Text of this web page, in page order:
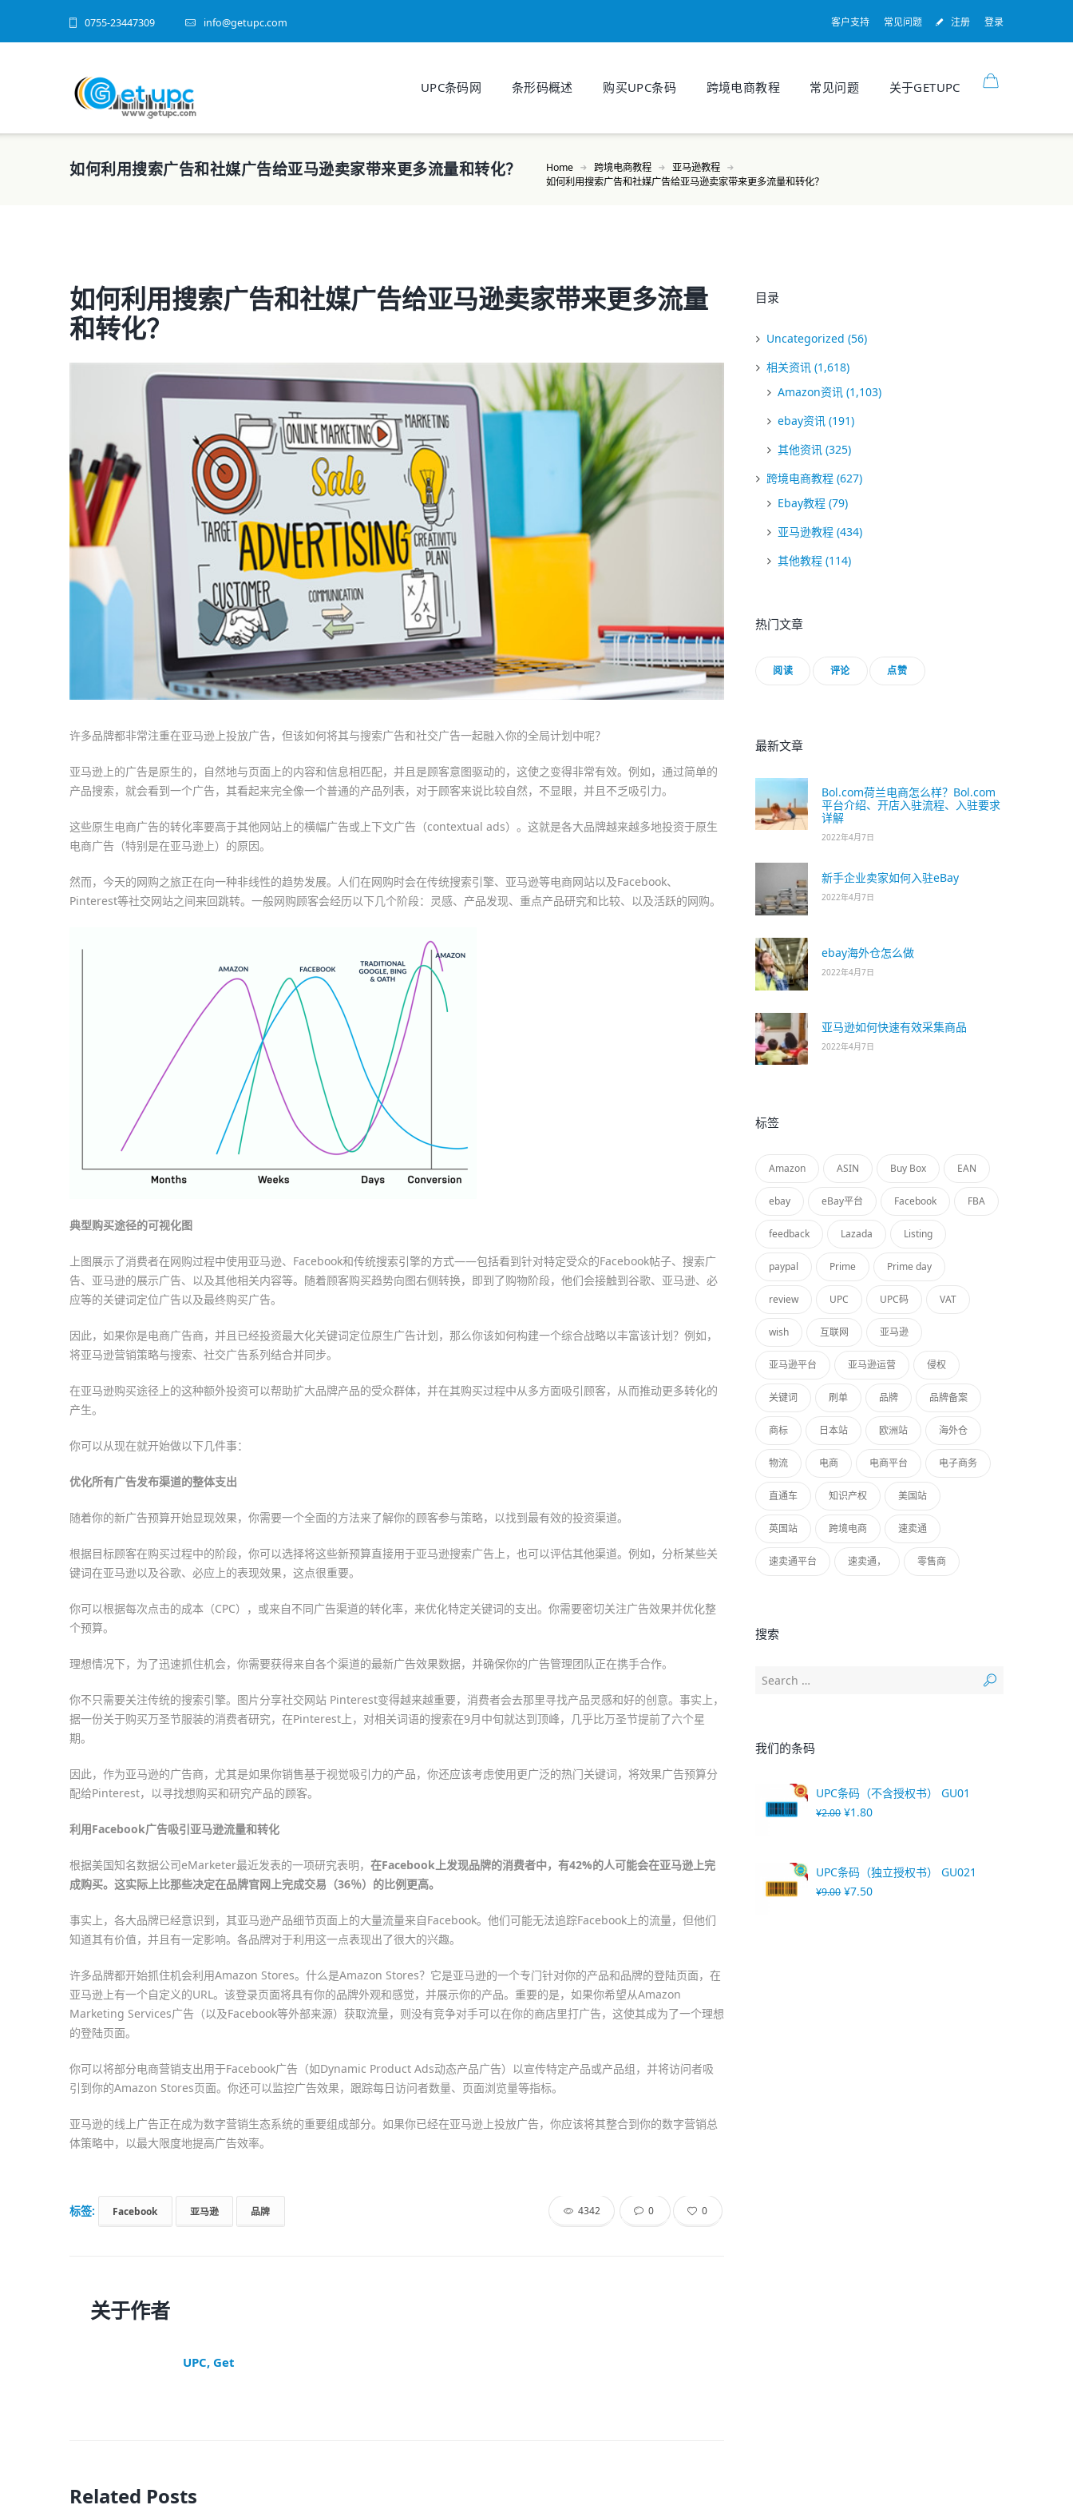
0755-23447309 info@getupc.com 客户支持 常见问题 注册 登录
UPC条码网 条形码概述 购买UPC条码 跨境电商教程 常见问题 关于GETUPC
如何利用搜索广告和社媒广告给亚马逊卖家带来更多流量和转化？ Home 跨境电商教程
亚马逊教程
如何利用搜索广告和社媒广告给亚马逊卖家带来更多流量和转化？
如何利用搜索广告和社媒广告给亚马逊卖家带来更多流量
和转化？
许多品牌都非常注重在亚马逊上投放广告，但该如何将其与搜索广告和社交广告一起融入你的全局计划中呢？
亚马逊上的广告是原生的，自然地与页面上的内容和信息相匹配，并且是顾客意图驱动的，这使之变得非常有效。例如，通过简单的
产品搜索，就会看到一个广告，其看起来完全像一个普通的产品列表，对于顾客来说比较自然，不显眼，并且不乏吸引力。
这些原生电商广告的转化率要高于其他网站上的横幅广告或上下文广告（contextual ads）。这就是各大品牌越来越多地投资于原生
电商广告（特别是在亚马逊上）的原因。
然而，今天的网购之旅正在向一种非线性的趋势发展。人们在网购时会在传统搜索引擎、亚马逊等电商网站以及Facebook、
Pinterest等社交网站之间来回跳转。一般网购顾客会经历以下几个阶段：灵感、产品发现、重点产品研究和比较、以及活跃的网购。
典型购买途径的可视化图
上图展示了消费者在网购过程中使用亚马逊、Facebook和传统搜索引擎的方式——包括看到针对特定受众的Facebook帖子、搜索广
告、亚马逊的展示广告、以及其他相关内容等。随着顾客购买趋势向图右侧转换，即到了购物阶段，他们会接触到谷歌、亚马逊、必
应等的关键词定位广告以及最终购买广告。
因此，如果你是电商广告商，并且已经投资最大化关键词定位原生广告计划，那么你该如何构建一个综合战略以丰富该计划？例如，
将亚马逊营销策略与搜索、社交广告系列结合并同步。
在亚马逊购买途径上的这种额外投资可以帮助扩大品牌产品的受众群体，并在其购买过程中从多方面吸引顾客，从而推动更多转化的
产生。
你可以从现在就开始做以下几件事：
优化所有广告发布渠道的整体支出
随着你的新广告预算开始显现效果，你需要一个全面的方法来了解你的顾客参与策略，以找到最有效的投资渠道。
根据目标顾客在购买过程中的阶段，你可以选择将这些新预算直接用于亚马逊搜索广告上，也可以评估其他渠道。例如，分析某些关
键词在亚马逊以及谷歌、必应上的表现效果，这点很重要。
你可以根据每次点击的成本（CPC），或来自不同广告渠道的转化率，来优化特定关键词的支出。你需要密切关注广告效果并优化整
个预算。
理想情况下，为了迅速抓住机会，你需要获得来自各个渠道的最新广告效果数据，并确保你的广告管理团队正在携手合作。
你不只需要关注传统的搜索引擎。图片分享社交网站 Pinterest变得越来越重要，消费者会去那里寻找产品灵感和好的创意。事实上，
据一份关于购买万圣节服装的消费者研究，在Pinterest上，对相关词语的搜索在9月中旬就达到顶峰，几乎比万圣节提前了六个星
期。
因此，作为亚马逊的广告商，尤其是如果你销售基于视觉吸引力的产品，你还应该考虑使用更广泛的热门关键词，将效果广告预算分
配给Pinterest，以寻找想购买和研究产品的顾客。
利用Facebook广告吸引亚马逊流量和转化
根据美国知名数据公司eMarketer最近发表的一项研究表明， 在Facebook上发现品牌的消费者中，有42%的人可能会在亚马逊上完
成购买。这实际上比那些决定在品牌官网上完成交易（36％）的比例更高。
事实上，各大品牌已经意识到，其亚马逊产品细节页面上的大量流量来自Facebook。他们可能无法追踪Facebook上的流量，但他们
知道其有价值，并且有一定影响。各品牌对于利用这一点表现出了很大的兴趣。
许多品牌都开始抓住机会利用Amazon Stores。什么是Amazon Stores？它是亚马逊的一个专门针对你的产品和品牌的登陆页面，在
亚马逊上有一个自定义的URL。该登录页面将具有你的品牌外观和感觉，并展示你的产品。重要的是，如果你希望从Amazon
Marketing Services广告（以及Facebook等外部来源）获取流量，则没有竞争对手可以在你的商店里打广告，这使其成为了一个理想
的登陆页面。
你可以将部分电商营销支出用于Facebook广告（如Dynamic Product Ads动态产品广告）以宣传特定产品或产品组，并将访问者吸
引到你的Amazon Stores页面。你还可以监控广告效果，跟踪每日访问者数量、页面浏览量等指标。
亚马逊的线上广告正在成为数字营销生态系统的重要组成部分。如果你已经在亚马逊上投放广告，你应该将其整合到你的数字营销总
体策略中，以最大限度地提高广告效率。
标签: Facebook 亚马逊 品牌 4342 0 0
关于作者
UPC, Get
Related Posts
目录
Uncategorized (56)
相关资讯 (1,618)
Amazon资讯 (1,103)
ebay资讯 (191)
其他资讯 (325)
跨境电商教程 (627)
Ebay教程 (79)
亚马逊教程 (434)
其他教程 (114)
热门文章
阅读 评论 点赞
最新文章
Bol.com荷兰电商怎么样？Bol.com
平台介绍、开店入驻流程、入驻要求
详解
2022年4月7日
新手企业卖家如何入驻eBay
2022年4月7日
ebay海外仓怎么做
2022年4月7日
亚马逊如何快速有效采集商品
2022年4月7日
标签
Amazon ASIN Buy Box EAN
ebay eBay平台 Facebook FBA
feedback Lazada Listing
paypal Prime Prime day
review UPC UPC码 VAT
wish 互联网 亚马逊
亚马逊平台 亚马逊运营 侵权
关键词 刷单 品牌 品牌备案
商标 日本站 欧洲站 海外仓
物流 电商 电商平台 电子商务
直通车 知识产权 美国站
英国站 跨境电商 速卖通
速卖通平台 速卖通， 零售商
搜索
我们的条码
UPC条码（不含授权书） GU01
¥2.00 ¥1.80
UPC条码（独立授权书） GU021
¥9.00 ¥7.50